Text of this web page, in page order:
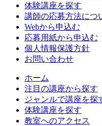
体験講座を探す
講師の応募方法につ
Webから申込む
応募用紙から申込む
個人情報保護方針
お問い合わせ
ホーム
注目の講座から探す
ジャンルで講座を探
体験講座を探す
教室へのアクセス